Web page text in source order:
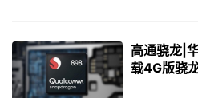
高通骁龙|
载4G版骁